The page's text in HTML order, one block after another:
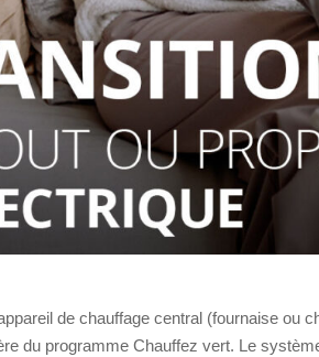
de chauffage central (fournaise
du programme Chauffez vert. Le